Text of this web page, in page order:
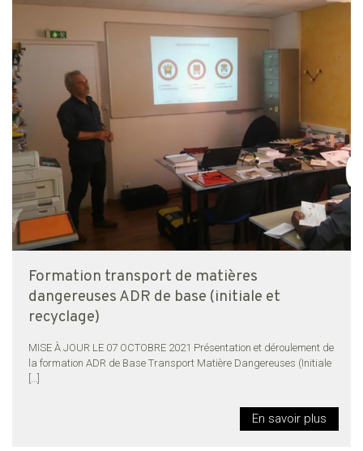
Formation transport de matières
dangereuses ADR de base (initiale et
recyclage)
MISE À JOUR LE 07 OCTOBRE 2021 Présentation et déroulement de
la formation ADR de Base Transport Matière Dangereuses (Initiale
En savoir plus